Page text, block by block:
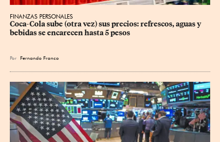
FINANZAS PERSONALES
Coca-Cola sube (otra vez) sus precios: refrescos, aguas y
bebidas se encarecen hasta 5 pesos
Por Fernando Franco